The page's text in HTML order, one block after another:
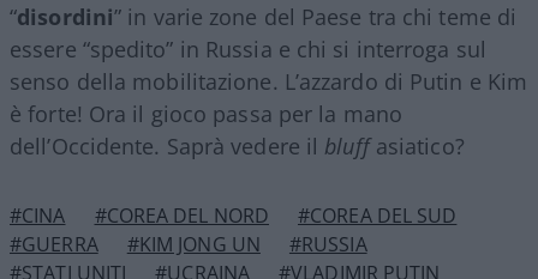
“disordini” in varie zone del Paese tra chi teme di
essere “spedito” in Russia e chi si interroga sul
senso della mobilitazione. L’azzardo di Putin e Kim
è forte! Ora il gioco passa per la mano
dell’Occidente. Saprà vedere il bluffasiatico?
#CINA #COREA DEL NORD
#COREA DEL SUD
#GUERRA
#KIM JONG UN
#RUSSIA
#STATI UNITI
#UCRAINA #VLADIMIR PUTIN